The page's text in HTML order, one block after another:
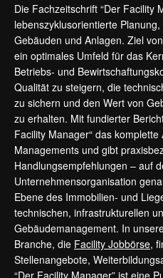
Die Fachzeitschrift “Der Facility
lebenszyklusorientierte
Gebäuden und Anlagen. Ziel
ein optimales Umfeld für das
Betriebs- und
Qualität zu steigern, die
zu sichern und den Wert von
zu erhalten. Mit fundierter
Facility Manager“ das
Managements und gibt
Handlungsempfehlungen – auf
Unternehmensorganisation
Ebene des Immobilien- und
technischen, infrastrukturellen
Gebäudemanagement. In
Branche, die Facility Jobbörse,
Stellenangebote,
“Der Facility Manager” ist eine